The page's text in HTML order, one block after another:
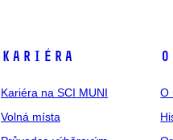
Kariéra
Kariéra na SCI MUNI
Volná místa
O